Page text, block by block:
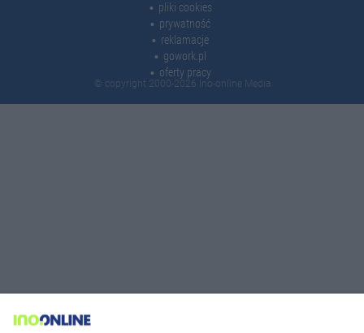
pliki cookies
prywatność
reklamacje
gowork.pl
oferty pracy
© copyright 2000-2026 Ino-online Media